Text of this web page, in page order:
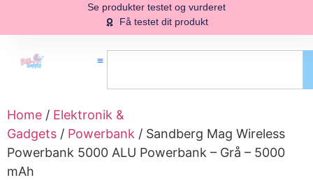
Se produkter testet og vurderet
Få testet dit produkt
Home / Elektronik &
Gadgets / Powerbank / Sandberg Mag Wireless
Powerbank 5000 ALU Powerbank – Grå – 5000
mAh